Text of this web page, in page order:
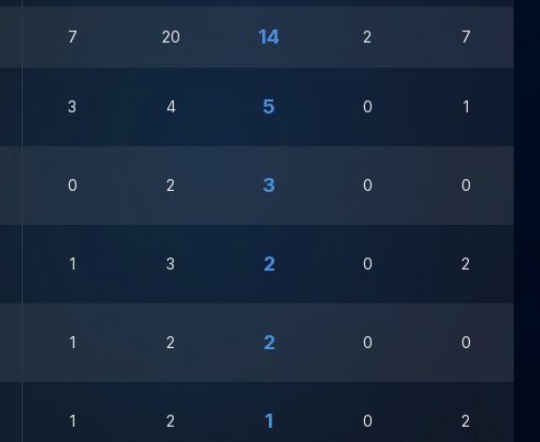
7 20 14 2 7
3 4 5 0 1
0 2 3 0 0
1 3 2 0 2
1 2 2 0 0
1 2 1 0 2